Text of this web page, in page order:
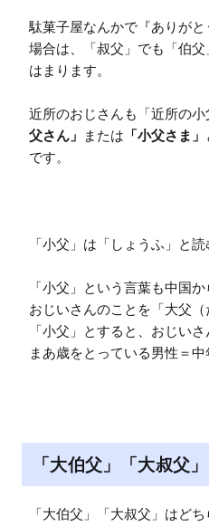
駄菓子屋なんかで『ありが
場合は、「叔父」でも「伯
はまります。
近所のおじさんも「近所の小
父さん」 または 「小父さま」
です。
「小父」は「しょうふ」と
「小父」という言葉も中国
おじいさんのことを「大父（
「小父」とすると、おじい
まあ歳をとっている男性＝中
「大伯父」「大叔父
「大伯父」「大叔父」はどち